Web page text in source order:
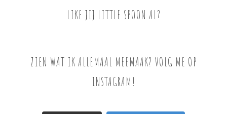
LIKE JIJ LITTLE SPOON AL?
ZIEN WAT IK ALLEMAAL MEEMAAK? VOLG ME OP
INSTAGRAM!